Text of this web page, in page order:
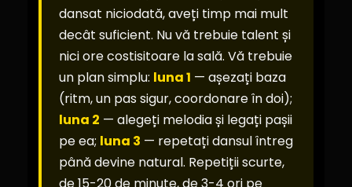
dansat niciodată, aveți timp mai mult
decât suficient. Nu vă trebuie talent și
nici ore costisitoare la sală. Vă trebuie
un plan simplu: luna 1 — așezați baza
(ritm, un pas sigur, coordonare în doi);
luna 2 — alegeți melodia și legați pașii
pe ea; luna 3 — repetați dansul întreg
până devine natural. Repetiții scurte,